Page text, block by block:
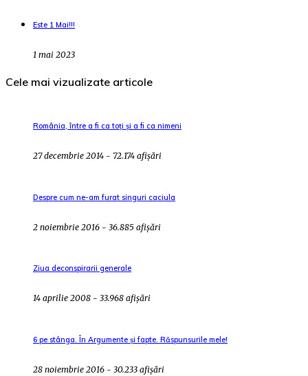
Este 1 Mai!!!
1 mai 2023
Cele mai vizualizate articole
România, între a fi ca toți și a fi ca nimeni
27 decembrie 2014 - 72.174 afișări
Despre cum ne-am furat singuri caciula
2 noiembrie 2016 - 36.885 afișări
Ziua deconspirarii generale
14 aprilie 2008 - 33.968 afișări
6 pe stânga. În Argumente și fapte. Răspunsurile mele!
28 noiembrie 2016 - 30.233 afișări